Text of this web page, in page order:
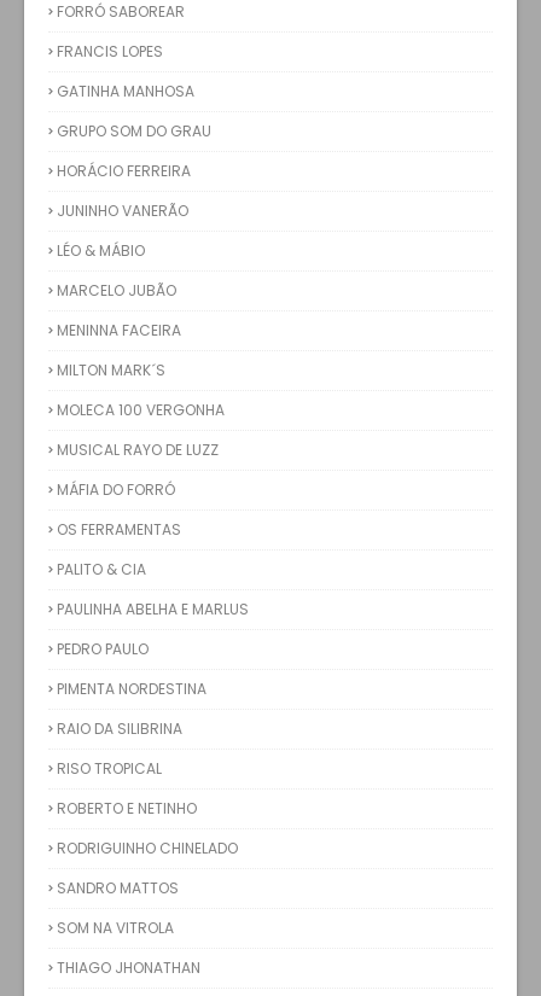
FORRÓ SABOREAR
FRANCIS LOPES
GATINHA MANHOSA
GRUPO SOM DO GRAU
HORÁCIO FERREIRA
JUNINHO VANERÃO
LÉO & MÁBIO
MARCELO JUBÃO
MENINNA FACEIRA
MILTON MARK´S
MOLECA 100 VERGONHA
MUSICAL RAYO DE LUZZ
MÁFIA DO FORRÓ
OS FERRAMENTAS
PALITO & CIA
PAULINHA ABELHA E MARLUS
PEDRO PAULO
PIMENTA NORDESTINA
RAIO DA SILIBRINA
RISO TROPICAL
ROBERTO E NETINHO
RODRIGUINHO CHINELADO
SANDRO MATTOS
SOM NA VITROLA
THIAGO JHONATHAN